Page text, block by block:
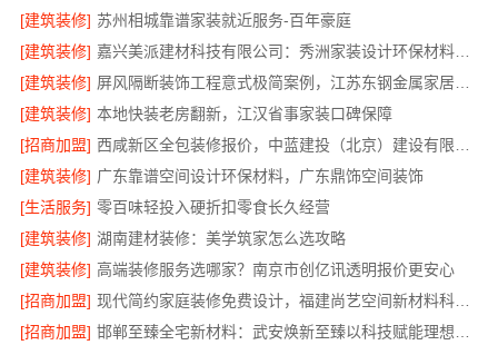
[建筑装修] 苏州相城靠谱家装就近服务-百年豪庭
[建筑装修]
嘉兴美派建材科技有限公司：秀洲家装设计环保材料推荐
[建筑装修]
[建筑装修] 本地快装老房翻新，江汉省事家装口碑保障
[招商加盟]
[建筑装修] 广东靠谱空间设计环保材料，广东鼎饰空间装饰
[生活服务] 零百味轻投入硬折扣零食长久经营
[建筑装修] 湖南建材装修：美学筑家怎么选攻略
[建筑装修] 高端装修服务选哪家？南京市创亿讯透明报价更安心
[招商加盟]
现代简约家庭装修免费设计，福建尚艺空间新材料科技有限公司整体落地
[招商加盟]